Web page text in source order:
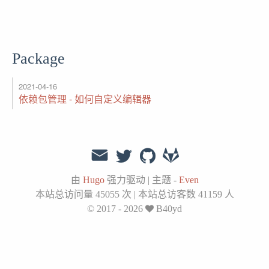
Package
2021-04-16
依赖包管理 - 如何自定义编辑器
由 Hugo强力驱动 | 主题 - Even
本站总访问量 45055次 | 本站总访客数 41159人
© 2017 - 2026
B40yd